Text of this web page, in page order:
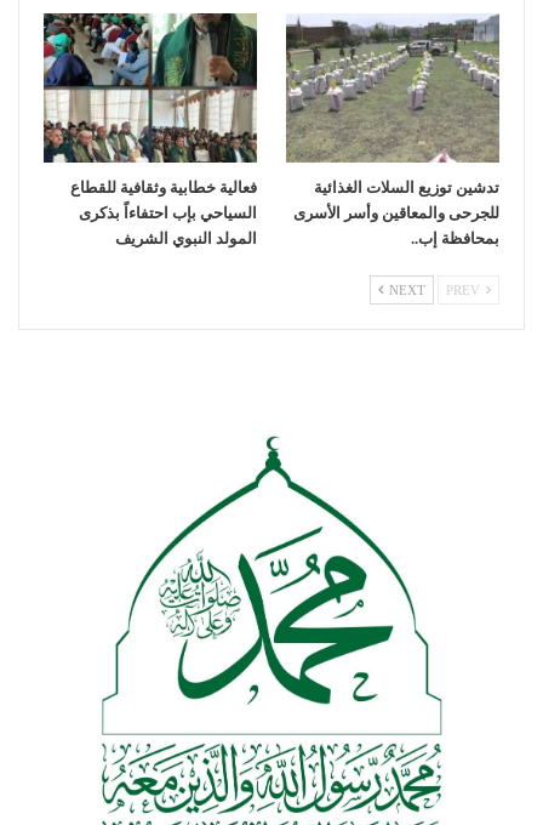
تدشين توزيع السلات الغذائية
للجرحى والمعاقين وأسر الأسرى
بمحافظة إب..
فعالية خطابية وثقافية للقطاع
السياحي بإب احتفاءاً بذكرى
المولد النبوي الشريف
NEXT